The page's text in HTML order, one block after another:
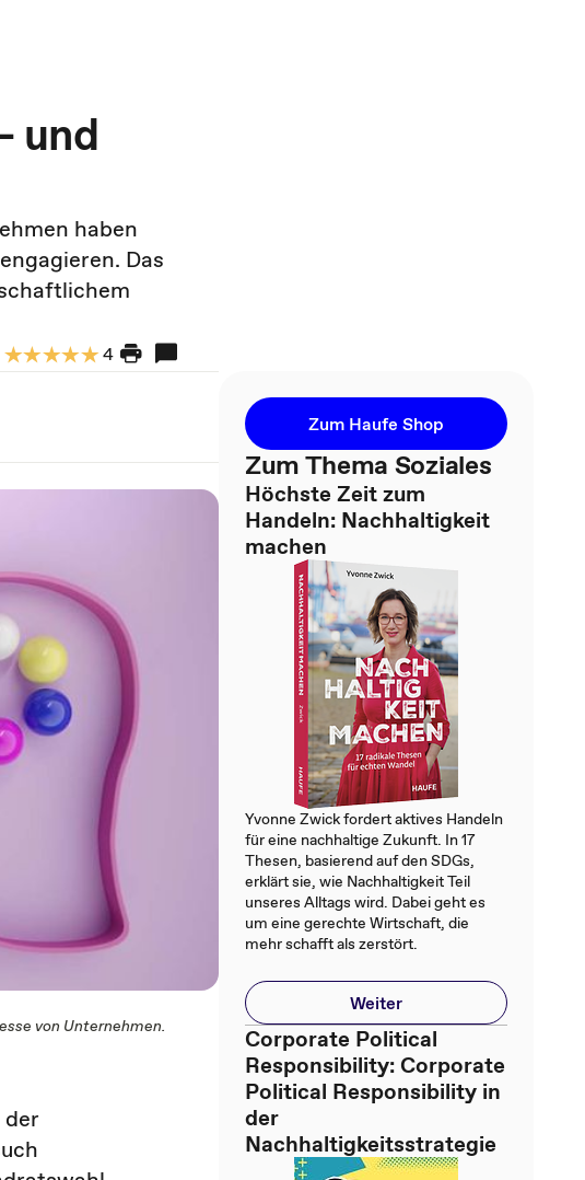
und
haben
Das
4
von Unternehmen.
Zum Haufe Shop
Zum Thema Soziales
Höchste Zeit zum
Handeln: Nachhaltigkeit
machen
Yvonne Zwick fordert aktives Handeln
für eine nachhaltige Zukunft. In 17
Thesen, basierend auf den SDGs,
erklärt sie, wie Nachhaltigkeit Teil
unseres Alltags wird. Dabei geht es
um eine gerechte Wirtschaft, die
mehr schafft als zerstört.
Weiter
Corporate Political
Responsibility: Corporate
Political Responsibility in
der
Nachhaltigkeitsstrategie